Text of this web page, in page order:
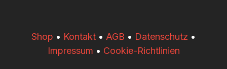
​​Shop • Kontakt • AGB • Datenschutz •
Impressum • Cookie-Richtlinien